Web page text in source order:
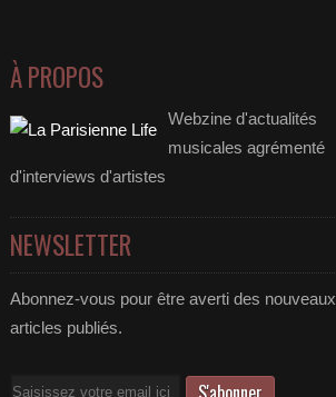
À PROPOS
Webzine d'actualités
musicales agrémenté
d'interviews d'artistes
NEWSLETTER
Abonnez-vous pour être averti des nouveaux
articles publiés.
Email